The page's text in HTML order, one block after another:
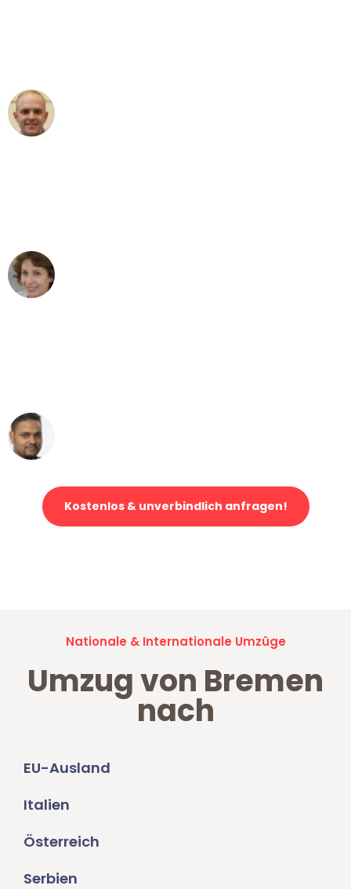
Kostenlos & unverbindlich anfragen!
Nationale & Internationale Umzüge
Umzug von Bremen
nach
EU-Ausland
Italien
Österreich
Serbien